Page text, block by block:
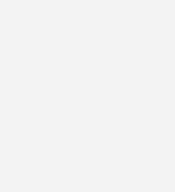
Miteinander an dieser Stelle
verabschiedete sich Dirk
bringt umfangreiche
war Martinez bei
Burgbad und zuletzt beim
während seiner Ausbildung
Fokus auf das Thema
der SHK-Branche“, den